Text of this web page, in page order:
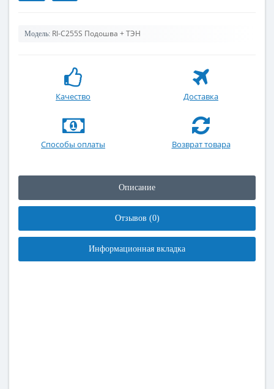
Модель: RI-C255S Подошва + ТЭН
Качество Доставка
Способы оплаты Возврат товара
Описание
Отзывов (0)
Информационная вкладка